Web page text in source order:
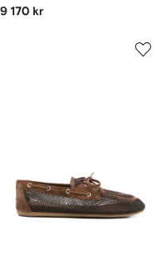
9 170 kr